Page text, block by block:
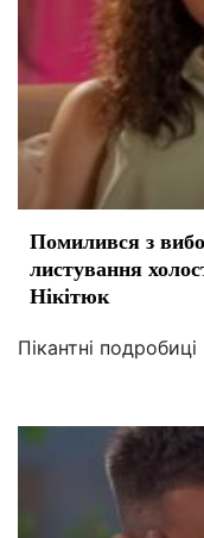
Помилився з
листування
Нікітюк
Пікантні подробиці